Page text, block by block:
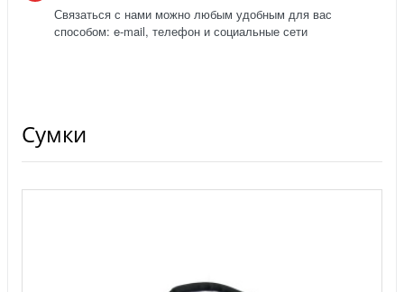
Связаться с нами можно любым удобным для вас
способом: e-mail, телефон и социальные сети
Сумки